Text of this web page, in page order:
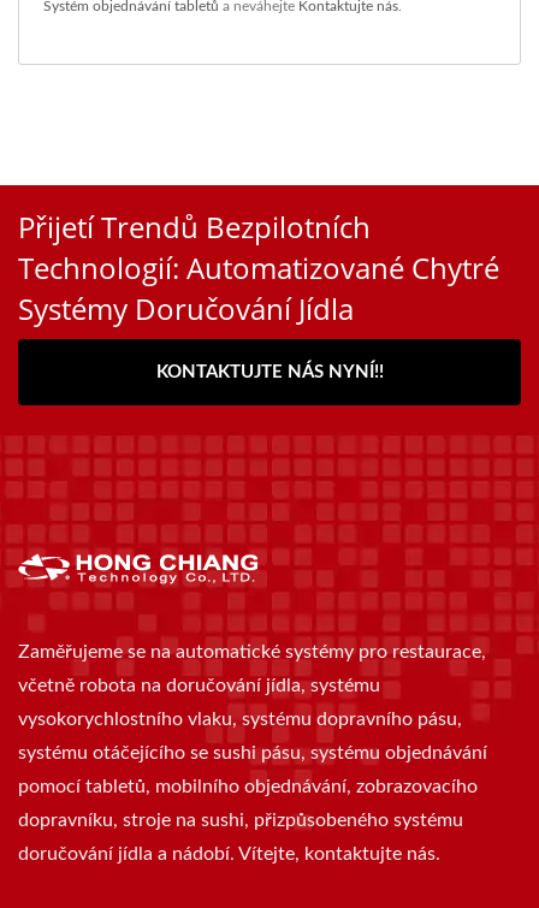
Systém objednávání tabletů a neváhejte Kontaktujte nás
Přijetí Trendů Bezpilotních
Technologií: Automatizované Chytré
Systémy Doručování Jídla
KONTAKTUJTE NÁS NYNÍ!!
Zaměřujeme se na automatické systémy pro restaurace,
včetně robota na doručování jídla, systému
vysokorychlostního vlaku, systému dopravního pásu,
systému otáčejícího se sushi pásu, systému objednávání
pomocí tabletů, mobilního objednávání, zobrazovacího
dopravníku, stroje na sushi, přizpůsobeného systému
doručování jídla a nádobí. Vítejte, kontaktujte nás.